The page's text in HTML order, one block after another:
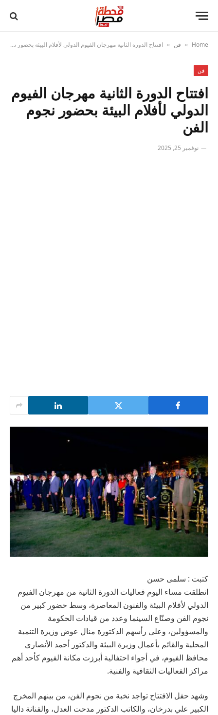
Home
» فن » افتتاح الدورة الثانية مهرجان الفيوم الدولي لأفلام البيئة بحضور نجوم الفن
فن
افتتاح الدورة الثانية مهرجان الفيوم
الدولي لأفلام البيئة بحضور نجوم
الفن
نوفمبر 25, 2025
كتبت : سلمى حسن
انطلقت مساء اليوم فعاليات الدورة الثانية من مهرجان الفيوم
الدولي لأفلام البيئة والفنون المعاصرة، وسط حضور كبير من
نجوم الفن وصنّاع السينما وعدد من قيادات الحكومة
والمسؤولين، وعلى رأسهم الدكتورة منال عوض وزيرة التنمية
المحلية والقائم بأعمال وزيرة البيئة والدكتور أحمد الأنصاري
محافظ الفيوم، في أجواء احتفالية أبرزت مكانة الفيوم كأحد أهم
مراكز الفعاليات الثقافية والفنية.
وشهد حفل الافتتاح تواجد نخبة من نجوم الفن، من بينهم المخرج
الكبير علي بدرخان، والكاتب الدكتور مدحت العدل، والفنانة داليا